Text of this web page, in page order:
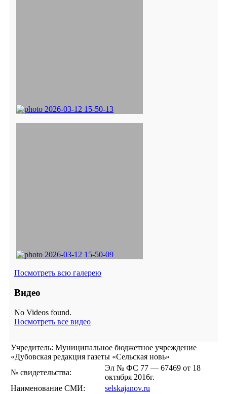
Посмотреть всю галерею
Видео
No Videos found.
Посмотреть все видео
Учредитель: Муниципальное бюджетное учреждение
«Дубовская редакция газеты «Сельская новь»
№ свидетельства:
Эл № ФС 77 — 67469 от 18
октября 2016г.
Наименование СМИ:
selskajanov.ru